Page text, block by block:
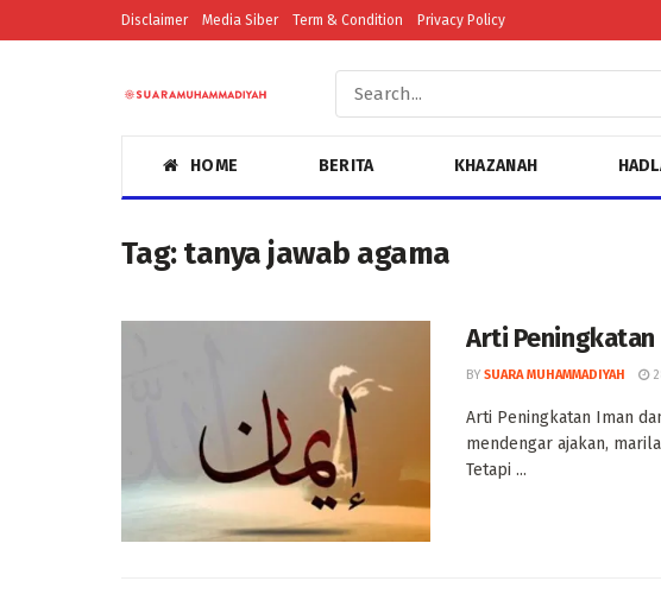
Disclaimer Media Siber Term & Condition Privacy Policy
HOME BERITA KHAZANAH
Tag:tanya jawab agama
Arti Peningkatan
BY SUARA MUHAMMADIYAH
Arti Peningkatan Iman
mendengar ajakan,
Tetapi ...